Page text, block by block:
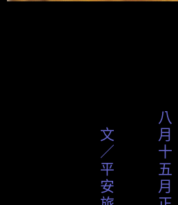
文 月
／ 十
平 五
安 月